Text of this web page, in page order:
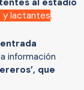
al estadio
y lactantes.
información
que